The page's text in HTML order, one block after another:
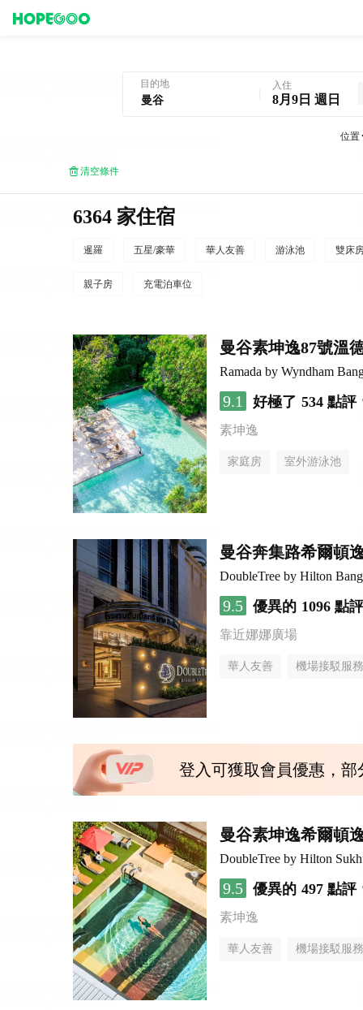
目的地 入住
8月9日 週日
位置
清空條件
6364 家住宿
暹羅 五星/豪華 華人友善 游泳池 雙床
親子房 充電泊車位
曼谷素坤逸87號溫
Ramada by Wyndham
9.1 好極了 534 點評
素坤逸
家庭房 室外游泳池
曼谷奔集路希爾頓
DoubleTree by Hilton
9.5 優異的 1096 點評
靠近娜娜廣場
華人友善 機場接駁服務
登入可獲取會員優惠，
曼谷素坤逸希爾頓
DoubleTree by Hilton
9.5 優異的 497 點評
素坤逸
華人友善 機場接駁服務